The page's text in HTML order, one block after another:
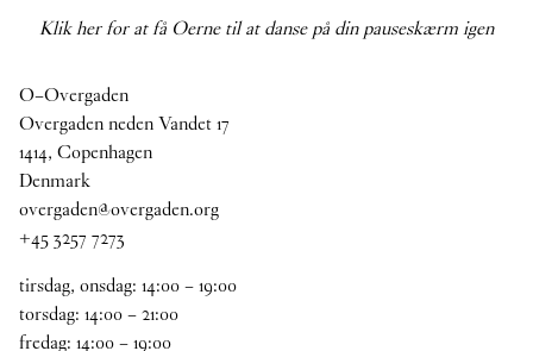
Klik her for at få Oerne til at danse på din pauseskærm igen
O–Overgaden
Overgaden neden Vandet 17
1414, Copenhagen
Denmark
overgaden@overgaden.org
+45 3257 7273
tirsdag, onsdag: 14:00–19:00
torsdag: 14:00–21:00
fredag: 14:00–19:00